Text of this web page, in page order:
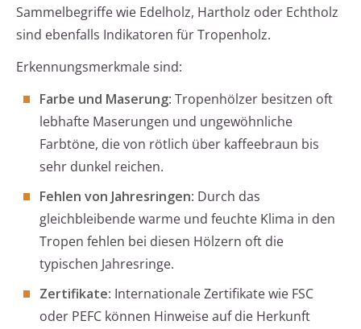
Sammelbegriffe wie Edelholz, Hartholz oder Echtholz
sind ebenfalls Indikatoren für Tropenholz.
Erkennungsmerkmale sind:
Farbe und Maserung: Tropenhölzer besitzen oft
lebhafte Maserungen und ungewöhnliche
Farbtöne, die von rötlich über kaffeebraun bis
sehr dunkel reichen.
Fehlen von Jahresringen: Durch das
gleichbleibende warme und feuchte Klima in den
Tropen fehlen bei diesen Hölzern oft die
typischen Jahresringe.
Zertifikate: Internationale Zertifikate wie FSC
oder PEFC können Hinweise auf die Herkunft